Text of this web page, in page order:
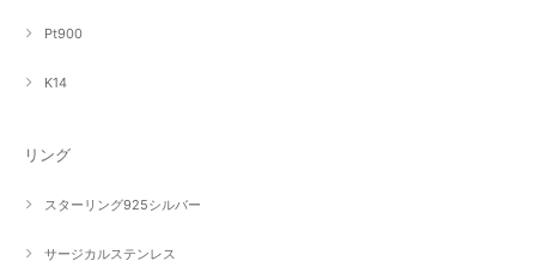
Pt900
K14
リング
スターリング925シルバー
サージカルステンレス